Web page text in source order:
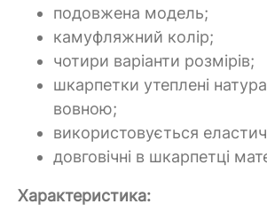
подовжена модель;
камуфляжний колір;
чотири варіанти розмірів;
шкарпетки утеплені
вовною;
використовується
довговічні в шкарпетці
Характеристика: